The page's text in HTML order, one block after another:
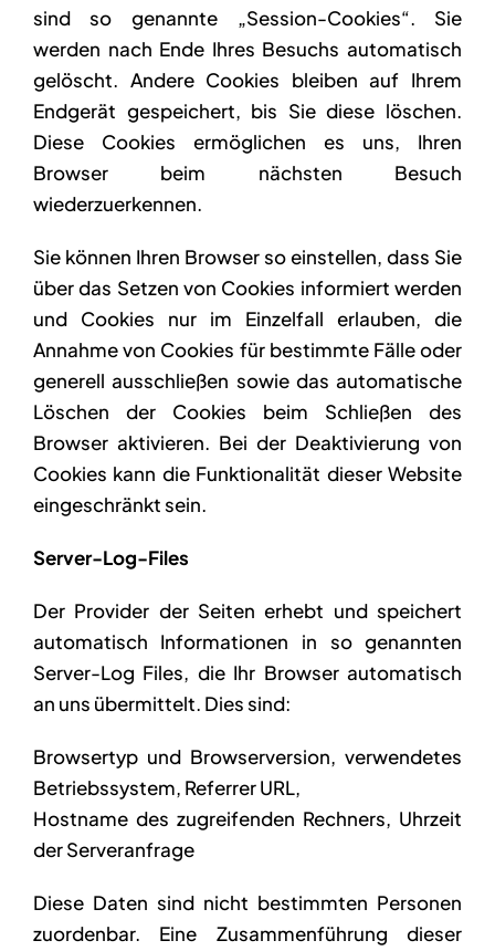
sind so genannte „Session-Cookies“. Sie
werden nach Ende Ihres Besuchs automatisch
gelöscht. Andere Cookies bleiben auf Ihrem
Endgerät gespeichert, bis Sie diese löschen.
Diese Cookies ermöglichen es uns, Ihren
Browser beim nächsten Besuch
wiederzuerkennen.
Sie können Ihren Browser so einstellen, dass Sie
über das Setzen von Cookies informiert werden
und Cookies nur im Einzelfall erlauben, die
Annahme von Cookies für bestimmte Fälle oder
generell ausschließen sowie das automatische
Löschen der Cookies beim Schließen des
Browser aktivieren. Bei der Deaktivierung von
Cookies kann die Funktionalität dieser Website
eingeschränkt sein.
Server-Log-Files
Der Provider der Seiten erhebt und speichert
automatisch Informationen in so genannten
Server-Log Files, die Ihr Browser automatisch
an uns übermittelt. Dies sind:
Browsertyp und Browserversion, verwendetes
Betriebssystem, Referrer URL,
Hostname des zugreifenden Rechners, Uhrzeit
der Serveranfrage
Diese Daten sind nicht bestimmten Personen
zuordenbar. Eine Zusammenführung dieser